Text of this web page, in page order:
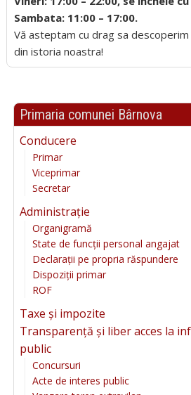
Primaria comunei Bârnova
Conducere
Primar
Viceprimar
Secretar
Administrație
Organigramă
State de funcții personal angajat
Declarații pe propria răspundere
Dispoziții primar
ROF
Taxe și impozite
Transparență și liber acces la
public
Concursuri
Acte de interes public
Sambata: 11:00 – 17:00.
Vă asteptam cu drag sa
din istoria noastra!